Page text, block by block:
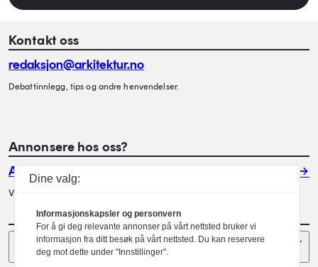
Kontakt oss
redaksjon@arkitektur.no
Debattinnlegg, tips og andre henvendelser.
Annonsere hos oss?
Annonser
Vil du annonsere i Arkitektur? Les mer her.
Sider
Dine valg:
Informasjonskapsler og personvern
For å gi deg relevante annonser på vårt nettsted bruker vi
informasjon fra ditt besøk på vårt nettsted. Du kan reservere
deg mot dette under "Innstillinger".